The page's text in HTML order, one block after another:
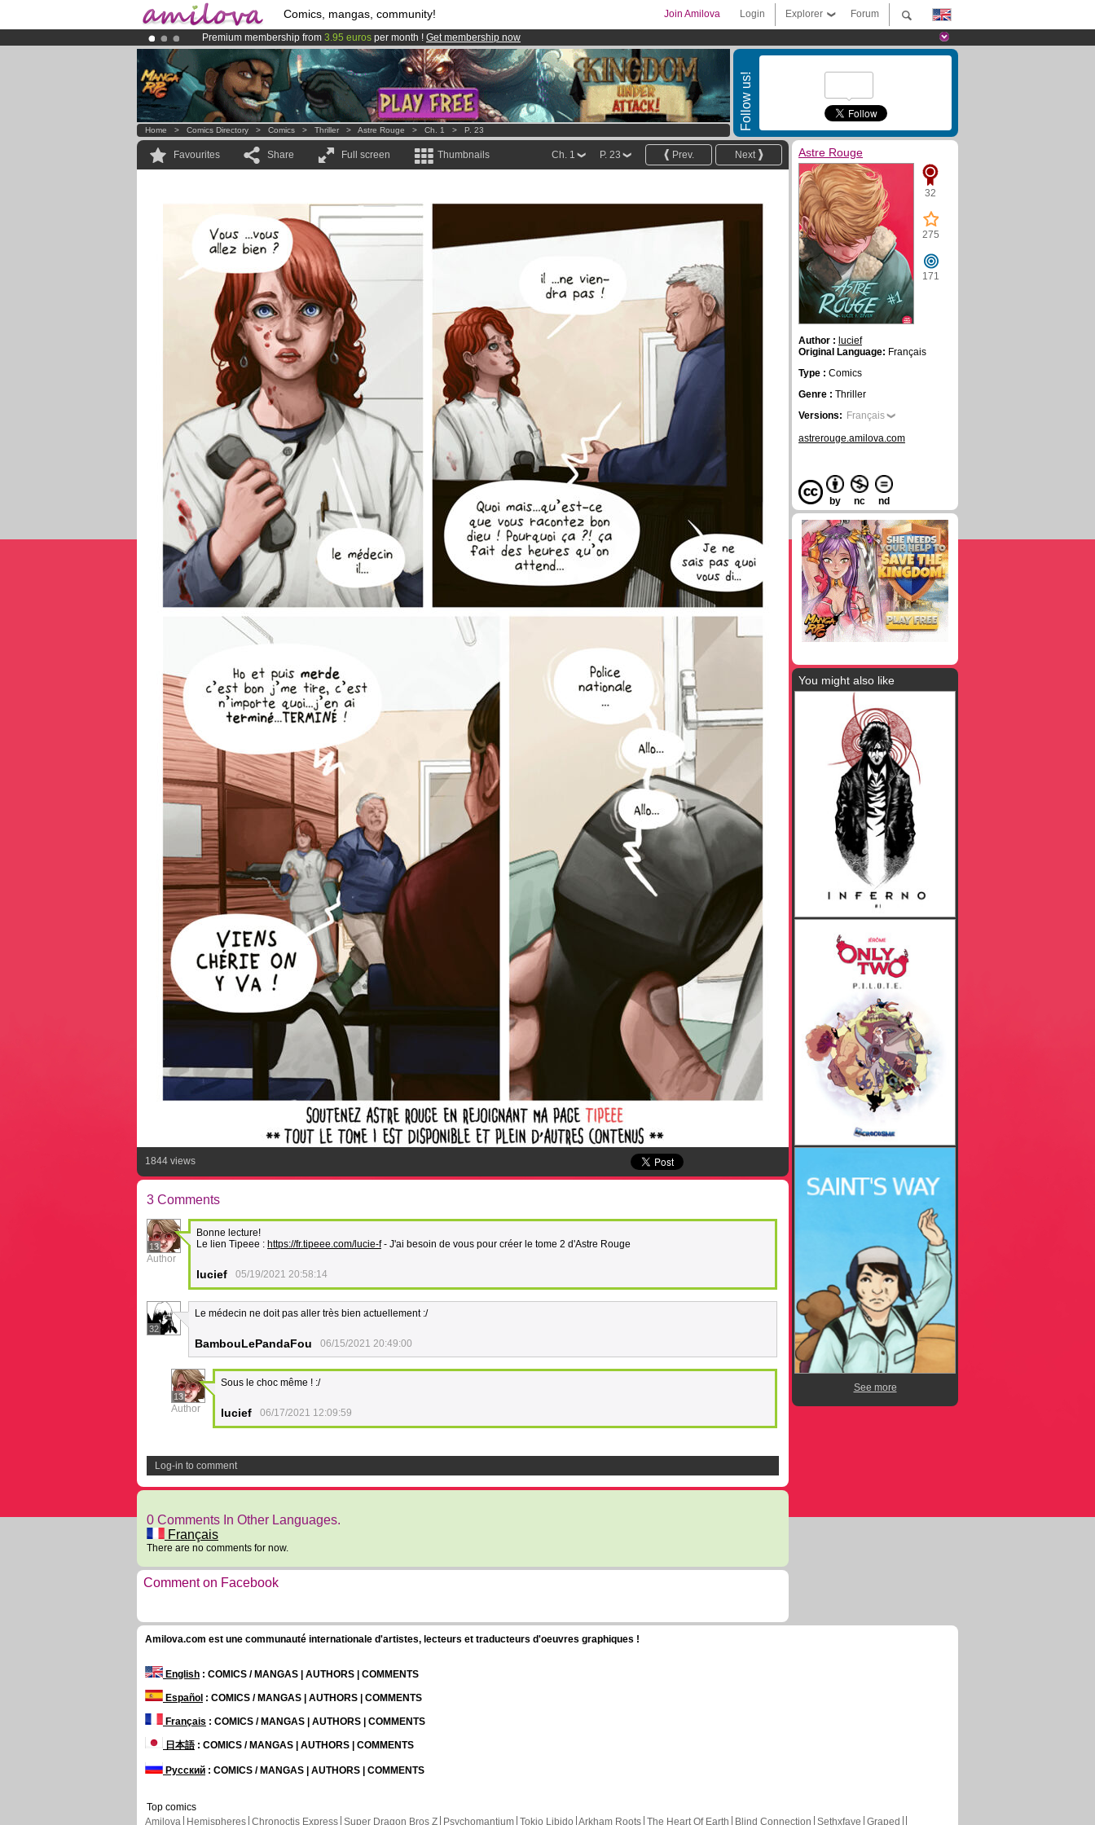
Comics, mangas, community! Forum
Explorer
Login
Join Amilova
Premium membership from 3.95 euros per month ! Get membership now
Already 100000membersand 1000comics & mangas!.
AmilovaKickstarter is now LIVE!.
Follow us!
Home > Comics Directory > Comics > Thriller > Astre Rouge > Ch. 1 > P. 23
Favourites Share Full screen Thumbnails Next
Prev.
P. 23
Ch. 1
1844 views
3 Comments
13
Author
Bonne lecture!
Le lien Tipeee : https://fr.tipeee.com/lucie-f- J'ai besoin de vous pour créer le tome 2 d'Astre Rouge
lucief 05/19/2021 20:58:14
32
Le médecin ne doit pas aller très bien actuellement :/
BambouLePandaFou 06/15/2021 20:49:00
13
Author
Sous le choc même ! :/
lucief 06/17/2021 12:09:59
Log-in to comment
0 Comments In Other Languages.
Français
There are no comments for now.
Comment on Facebook
Astre Rouge
32
275
171
Author : lucief
Original Language: Français
Type : Comics
Genre : Thriller
Versions: Français
astrerouge.amilova.com
by nc nd
You might also like
See more
Amilova.com est une communauté internationale d'artistes, lecteurs et traducteurs d'oeuvres graphiques !
English : COMICS / MANGAS | AUTHORS | COMMENTS
Español : COMICS / MANGAS | AUTHORS | COMMENTS
Français : COMICS / MANGAS | AUTHORS | COMMENTS
日本語: COMICS / MANGAS | AUTHORS | COMMENTS
Русский : COMICS / MANGAS | AUTHORS | COMMENTS
Top comics
Amilova
Hemispheres Chronoctis Express Super Dragon Bros Z Psychomantium Tokio Libido Arkham Roots The Heart Of Earth Blind Connection Sethxfaye Graped